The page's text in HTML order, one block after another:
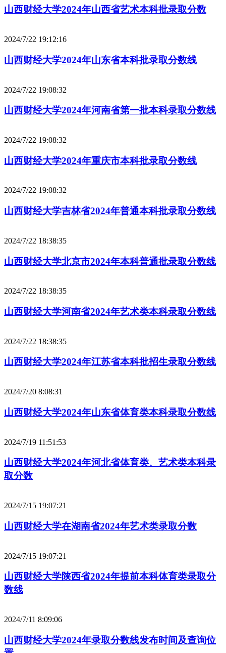
山西财经大学2024年山西省艺术本科批录取分数
2024/7/22 19:12:16
山西财经大学2024年山东省本科批录取分数线
2024/7/22 19:08:32
山西财经大学2024年河南省第一批本科录取分数线
2024/7/22 19:08:32
山西财经大学2024年重庆市本科批录取分数线
2024/7/22 19:08:32
山西财经大学吉林省2024年普通本科批录取分数线
2024/7/22 18:38:35
山西财经大学北京市2024年本科普通批录取分数线
2024/7/22 18:38:35
山西财经大学河南省2024年艺术类本科录取分数线
2024/7/22 18:38:35
山西财经大学2024年江苏省本科批招生录取分数线
2024/7/20 8:08:31
山西财经大学2024年山东省体育类本科录取分数线
2024/7/19 11:51:53
山西财经大学2024年河北省体育类、艺术类本科录
取分数
2024/7/15 19:07:21
山西财经大学在湖南省2024年艺术类录取分数
2024/7/15 19:07:21
山西财经大学陕西省2024年提前本科体育类录取分
数线
2024/7/11 8:09:06
山西财经大学2024年录取分数线发布时间及查询位